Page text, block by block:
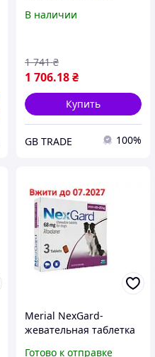
паразитов для собак L
В наличии
1 706.18 ₴
1 741 ₴
Купить
GB TRADE 100%
Merial NexGard-
жевательная таблетка
Готово к отправке